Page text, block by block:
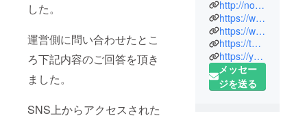
した。
運営側に問い合わせたとこ
ろ下記内容のご回答を頂き
ました。
SNS上からアクセスされた
が残る円頓
寺・四間道
エリアにて
オリジナル
ノートとス
ペシャル
http://nodetailissmall.com
https://www.facebook.com/detail2016
https://www.instagram.com/nodetailissmall
https://twitter.com/nodetailissmall
https://youtu.be/OBm0GE3tLO4
メッセー
ジを送る